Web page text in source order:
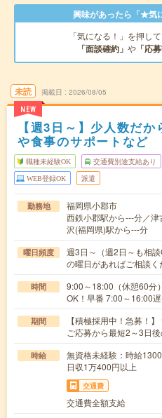
興味があったら「★気
「気になる！」を押し
「面談確約」 や 「応
未読
NEW
掲載日 2026/08/05
【週3日～】少人数だ
や食事のサポートなど
職種未経験OK 交通費別途支給あり
WEB登録OK 派遣
勤務地
福岡県小郡市
西鉄小郡駅から---分／
沢(福岡県)駅から---分
曜日頻度
週3日～（週2日～も相
の曜日があればご相談く
時間
9:00～18:00（休憩60分
OK！早番 7:00～16:00
期間
【積極採用中！急募！
ご応募から最短2～3日
時給
無資格未経験：時給
日収1万400円以上
交通費
交通費全額支給